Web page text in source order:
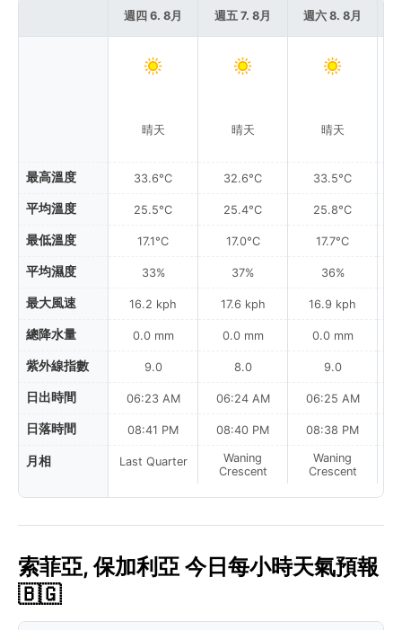
最高溫度
平均溫度
最低溫度
平均濕度
最大風速
總降水量
紫外線指數
日出時間
日落時間
月相
週四 6. 8月
晴天
33.6°C
25.5°C
17.1°C
33%
16.2 kph
0.0 mm
9.0
06:23 AM
08:41 PM
Last Quarter
週五 7. 8月
晴天
32.6°C
25.4°C
17.0°C
37%
17.6 kph
0.0 mm
8.0
06:24 AM
08:40 PM
Waning
Crescent
週六 8. 8月
晴天
33.5°C
25.8°C
17.7°C
36%
16.9 kph
0.0 mm
9.0
06:25 AM
08:38 PM
Waning
Crescent
索菲亞, 保加利亞 今日每小時天氣預報
🇧🇬